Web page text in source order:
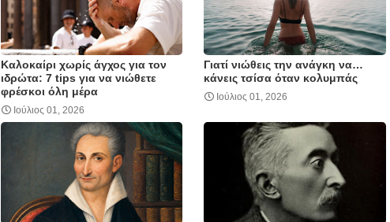
Καλοκαίρι χωρίς άγχος για τον
ιδρώτα: 7 tips για να νιώθετε
φρέσκοι όλη μέρα
Ιούλιος 01, 2026
Γιατί νιώθεις την ανάγκη να…
κάνεις τσίσα όταν κολυμπάς
Ιούλιος 01, 2026